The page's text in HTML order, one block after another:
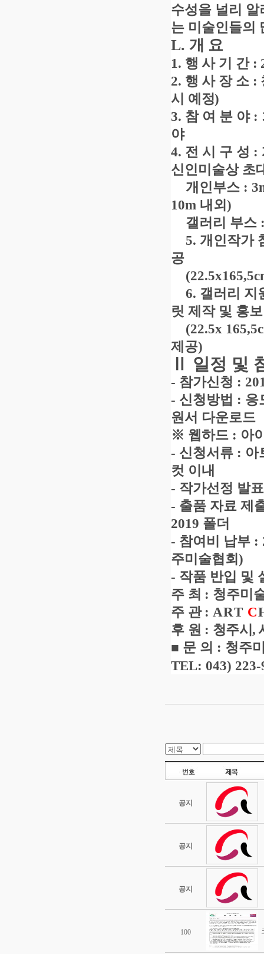
수성을 널리
는 미술인들의
L. 개 요
1. 행 사 기 간 :
2. 행 사 장 소 :
시 예정)
3. 참 여 분 야 :
야
4. 전 시 구 성 :
신인미술상 초
개인부스 : 3
10m 내외)
갤러리 부스
5. 개인작가
공
6. 갤러리 지
릿 제작 및 홍보
(22.5x
제공)
Ⅱ 일정 및
- 참가신청 :
- 신청방법 : 응
원서 다운로드
※ 웹하드 : 아
- 신청서류 : 아
컷 이내
- 작가선정 발
- 출품 자료 제
2019 폴더
- 참여비 납부 :
주미술협회)
- 작품 반입 및
주 최 : 청주미
주 관 : ART C
후 원 : 청주시 ,
■ 문 의 : 청주
TEL: 043) 223-
공지
공지
공지
100